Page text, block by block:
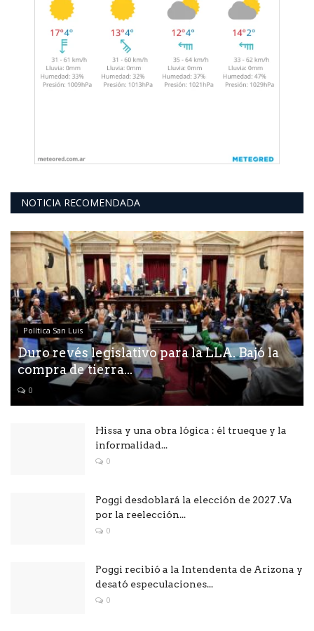
NOTICIA RECOMENDADA
Política San Luis
Duro revés legislativo para la LLA. Bajó la
compra de tierra...
0
Hissa y una obra lógica : él trueque y la
informalidad...
0
Poggi desdoblará la elección de 2027 .Va
por la reelección...
0
Poggi recibió a la Intendenta de Arizona y
desató especulaciones...
0